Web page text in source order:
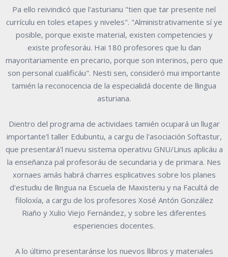
Pa ello reivindicó que l'asturianu "tien que tar presente nel
currículu en toles etapes y niveles". "Alministrativamente sí ye
posible, porque existe material, existen competencies y
existe profesoráu. Hai 180 profesores que lu dan
mayoritariamente en precario, porque son interinos, pero que
son personal cualificáu". Nesti sen, consideró mui importante
tamién la reconocencia de la especialidá docente de llingua
asturiana.
Dientro del programa de actividaes tamién ocupará un llugar
importante'l taller Edubuntu, a cargu de l'asociación Softastur,
que presentará'l nuevu sistema operativu GNU/Linus aplicáu a
la enseñanza pal profesoráu de secundaria y de primara. Nes
xornaes amás habrá charres esplicatives sobre los planes
d'estudiu de llingua na Escuela de Maxisteriu y na Facultá de
filoloxía, a cargu de los profesores Xosé Antón González
Riaño y Xulio Viejo Fernández, y sobre les diferentes
esperiencies docentes.
A lo último presentaránse los nuevos llibros y materiales